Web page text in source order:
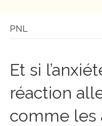
PNL
Et si
réaction
comme les